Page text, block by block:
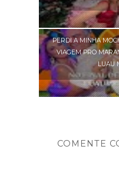
PERDI A MINHA
VIAGEM PRO
LUAU
COMENTE